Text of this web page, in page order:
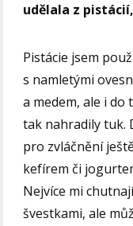
udělala z
Pistácie jsem
s namletými
a medem, ale i do
tak nahradily tuk.
pro zvláčnění
kefírem či
Nejvíce mi
švestkami, ale